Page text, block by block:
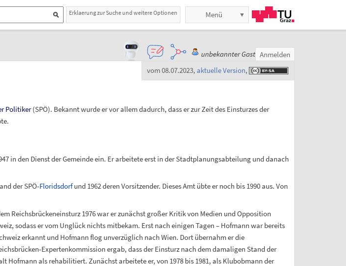
Erklaerung zur Suche und weitere Optionen Menü
unbekannter Gast Anmelden
vom 08.07.2023, aktuelle Version,
Politiker(SPÖ). Bekannt wurde er vor allem dadurch, dass er zur Zeit des Einsturzes der
in den Dienst der Gemeinde ein. Er arbeitete erst in der Stadtplanungsabteilung und danach
der SPÖ-Floridsdorfund 1962 deren Vorsitzender. Dieses Amt übte er noch bis 1990 aus. Von
Reichsbrückeneinsturz 1976 war er zunächst großer Kritik von Medien und Opposition
sodass er vom Unglück nichts mitbekam. Erst nach einigen Tagen – Hofmann war bereits
erkannt und Hofmann flog unverzüglich nach Wien. Dort übernahm er die
Expertenkommission ergab, dass der Einsturz nach dem damaligen Stand der
als rehabilitiert. Zunächst arbeitete er, von 1978 bis 1981, als Klubobmann der